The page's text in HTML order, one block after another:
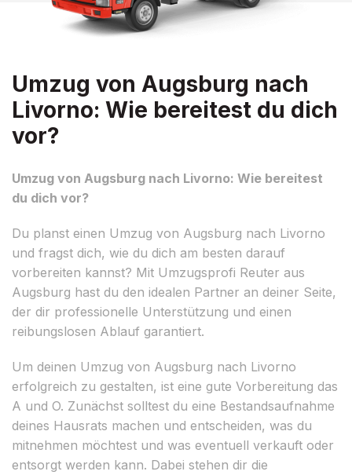
Umzug von Augsburg nach
Livorno: Wie bereitest du dich
vor?
Umzug von Augsburg nach Livorno: Wie bereitest
du dich vor?
Du planst einen Umzug von Augsburg nach Livorno
und fragst dich, wie du dich am besten darauf
vorbereiten kannst? Mit Umzugsprofi Reuter aus
Augsburg hast du den idealen Partner an deiner Seite,
der dir professionelle Unterstützung und einen
reibungslosen Ablauf garantiert.
Um deinen Umzug von Augsburg nach Livorno
erfolgreich zu gestalten, ist eine gute Vorbereitung das
A und O. Zunächst solltest du eine Bestandsaufnahme
deines Hausrats machen und entscheiden, was du
mitnehmen möchtest und was eventuell verkauft oder
entsorgt werden kann. Dabei stehen dir die